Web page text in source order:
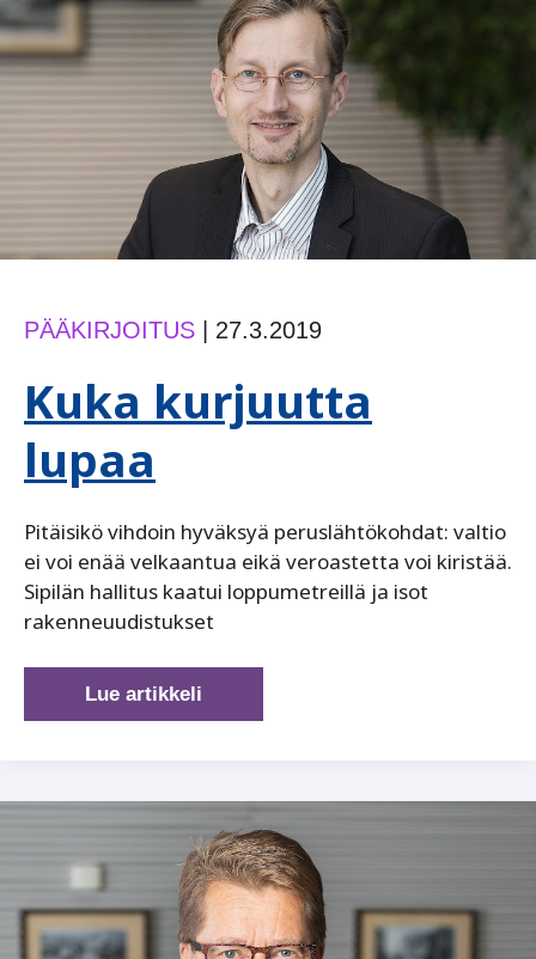
PÄÄKIRJOITUS 27.3.2019
Kuka kurjuutta
lupaa
Pitäisikö vihdoin hyväksyä peruslähtökohdat: valtio
ei voi enää velkaantua eikä veroastetta voi kiristää.
Sipilän hallitus kaatui loppumetreillä ja isot
rakenneuudistukset
Kuka
kurjuutta
Lue artikkeli